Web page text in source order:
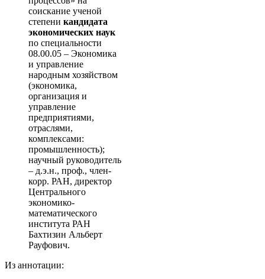
соискание ученой
степени кандидата
экономических наук
по специальности
08.00.05 – Экономика
и управление
народным хозяйством
(экономика,
организация и
управление
предприятиями,
отраслями,
комплексами:
промышленность);
научный руководитель
– д.э.н., проф., член-
корр. РАН, директор
Центрального
экономико-
математического
института РАН
Бахтизин Альберт
Рауфович.
Из аннотации: